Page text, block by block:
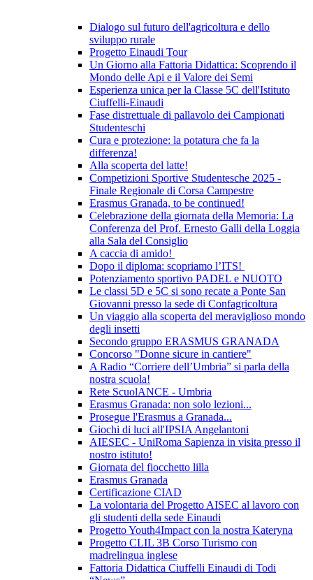
Dialogo sul futuro dell'agricoltura e dello
sviluppo rurale
Progetto Einaudi Tour
Un Giorno alla Fattoria Didattica: Scoprendo il
Mondo delle Api e il Valore dei Semi
Esperienza unica per la Classe 5C dell'Istituto
Ciuffelli-Einaudi
Fase distrettuale di pallavolo dei Campionati
Studenteschi
Cura e protezione: la potatura che fa la
differenza!
Alla scoperta del latte!
Competizioni Sportive Studentesche 2025 -
Finale Regionale di Corsa Campestre
Erasmus Granada, to be continued!
Celebrazione della giornata della Memoria: La
Conferenza del Prof. Ernesto Galli della Loggia
alla Sala del Consiglio
A caccia di amido!
Dopo il diploma: scopriamo l’ITS!
Potenziamento sportivo PADEL e NUOTO
Le classi 5D e 5C si sono recate a Ponte San
Giovanni presso la sede di Confagricoltura
Un viaggio alla scoperta del meraviglioso mondo
degli insetti
Secondo gruppo ERASMUS GRANADA
Concorso "Donne sicure in cantiere"
A Radio “Corriere dell’Umbria” si parla della
nostra scuola!
Rete ScuolANCE - Umbria
Erasmus Granada: non solo lezioni...
Prosegue l'Erasmus a Granada...
Giochi di luci all'IPSIA Angelantoni
AIESEC - UniRoma Sapienza in visita presso il
nostro istituto!
Giornata del fiocchetto lilla
Erasmus Granada
Certificazione CIAD
La volontaria del Progetto AISEC al lavoro con
gli studenti della sede Einaudi
Progetto Youth4Impact con la nostra Kateryna
Progetto CLIL 3B Corso Turismo con
madrelingua inglese
Fattoria Didattica Ciuffelli Einaudi di Todi